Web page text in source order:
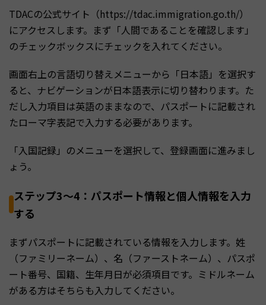
TDACの公式サイト（https://tdac.immigration.go.th/）
にアクセスします。まず「人間であることを確認します」
のチェックボックスにチェックを入れてください。
画面右上の言語切り替えメニューから「日本語」を選択す
ると、ナビゲーションが日本語表示に切り替わります。た
だし入力項目は英語のままなので、パスポートに記載され
たローマ字表記で入力する必要があります。
「入国記録」のメニューを選択して、登録画面に進みまし
ょう。
ステップ3〜4：パスポート情報と個人情報を入力
する
まずパスポートに記載されている情報を入力します。姓
（ファミリーネーム）、名（ファーストネーム）、パスポ
ート番号、国籍、生年月日が必須項目です。ミドルネーム
がある方はそちらも入力してください。